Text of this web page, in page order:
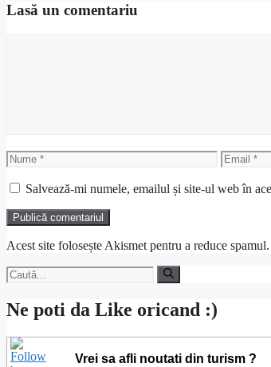
Lasă un comentariu
Nume Email
Salvează-mi numele, emailul și site-ul web în
Acest site folosește Akismet pentru a reduce spamul.
Caută
după:
Ne poti da Like oricand :)
Vrei sa afli noutati din turism ?